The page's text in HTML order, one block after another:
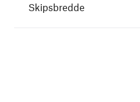
Skipsbredde